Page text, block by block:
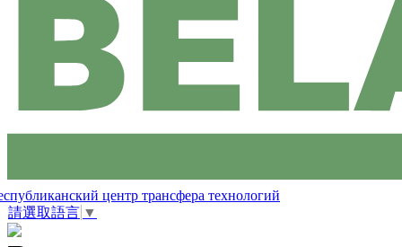
центр трансфера технологий
請選取語言 ▼